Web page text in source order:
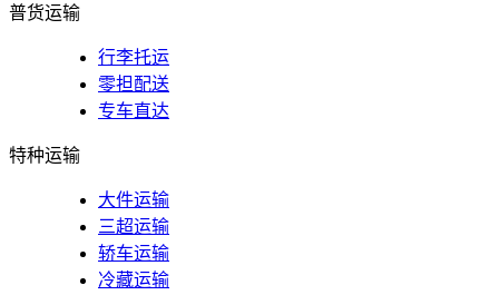
普货运输
行李托运
零担配送
专车直达
特种运输
大件运输
三超运输
轿车运输
冷藏运输